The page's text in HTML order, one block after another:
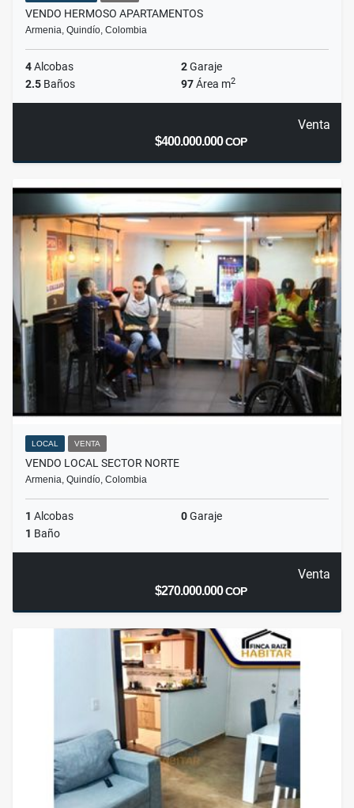
VENDO HERMOSO APARTAMENTOS
Armenia, Quindío, Colombia
4Alcobas 2Garaje
2.5 Baños 97Área m2
Venta
$400.000.000COP
LOCAL VENTA
VENDO LOCAL SECTOR NORTE
Armenia, Quindío, Colombia
1 Alcobas 0Garaje
1 Baño
Venta
$270.000.000COP